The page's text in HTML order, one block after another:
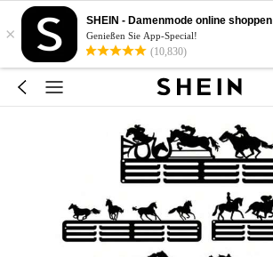
×
SHEIN - Damenmode online shoppen
Genießen Sie App-Special!
(10,830)